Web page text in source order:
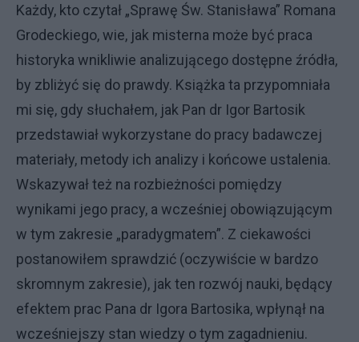
Każdy, kto czytał „Sprawę Św. Stanisława” Romana
Grodeckiego, wie, jak misterna może być praca
historyka wnikliwie analizującego dostępne źródła,
by zbliżyć się do prawdy. Książka ta przypomniała
mi się, gdy słuchałem, jak Pan dr Igor Bartosik
przedstawiał wykorzystane do pracy badawczej
materiały, metody ich analizy i końcowe ustalenia.
Wskazywał też na rozbieżności pomiędzy
wynikami jego pracy, a wcześniej obowiązującym
w tym zakresie „paradygmatem”. Z ciekawości
postanowiłem sprawdzić (oczywiście w bardzo
skromnym zakresie), jak ten rozwój nauki, będący
efektem prac Pana dr Igora Bartosika, wpłynął na
wcześniejszy stan wiedzy o tym zagadnieniu.